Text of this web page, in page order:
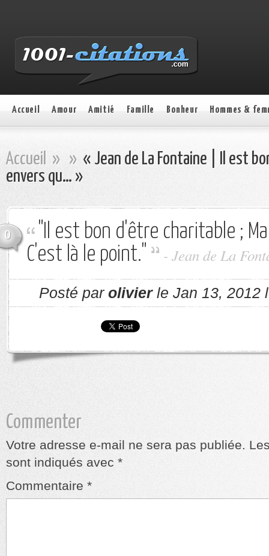
Accueil Amour Amitié Famille Bonheur Hommes &
Accueil » » « Jean de La Fontaine | Il est
envers qu… »
0
"Il est bon d'être charitable ;
C'est là le point."
- Jean de La
Posté par olivierle Jan 13, 2012
Commenter
Votre adresse e-mail ne sera pas publiée.
sont indiqués avec *
Commentaire *